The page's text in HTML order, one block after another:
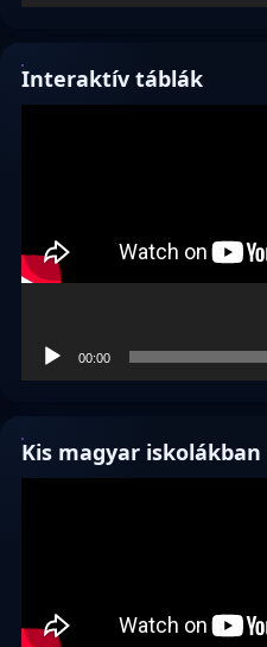
Interaktív táblák
00:00
Kis magyar iskolákban